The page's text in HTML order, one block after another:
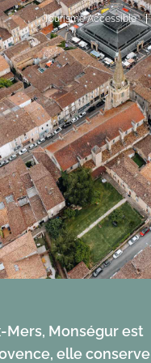
Tourisme Accessible
Mers, Monségur est
elle conserve